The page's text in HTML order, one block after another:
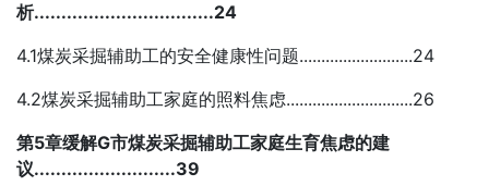
析.................................24
4.1煤炭采掘辅助工的安全健康性问题..........................24
4.2煤炭采掘辅助工家庭的照料焦虑.............................26
第5章缓解G市煤炭采掘辅助工家庭生育焦虑的建
议..........................39